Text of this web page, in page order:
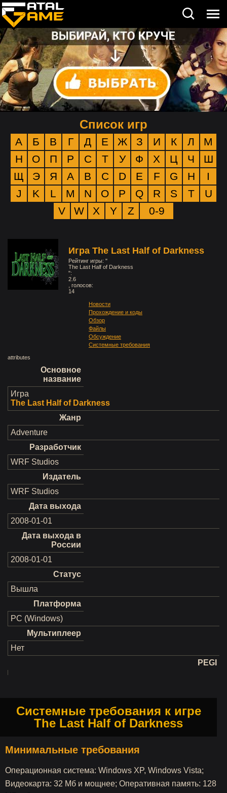
Список игр
А Б В Г Д Е Ж З И К Л
М
Н
О П Р С Т У Ф Х Ц Ч
Ш
Щ
Э Я A B C D E F G H
I
J
K L M N O P Q R S T
U
V
W X Y Z 0-9
Игра The Last Half of Darkness
Рейтинг игры: "
The Last Half of Darkness
":
2.6
, голосов:
14
Новости
Прохождение и коды
Обзор
Файлы
Обсуждение
Системные требования
attributes
Основное
название
Игра
The Last Half of Darkness
Жанр
Adventure
Разработчик
WRF Studios
Издатель
WRF Studios
Дата выхода
2008-01-01
Дата выхода в
России
2008-01-01
Статус
Вышла
Платформа
PC (Windows)
Мультиплеер
Нет
PEGI
Системные требования к игре
The Last Half of Darkness
Минимальные требования
Операционная система: Windows XP, Windows Vista;
Видеокарта: 32 Мб и мощнее; Оперативная память: 128